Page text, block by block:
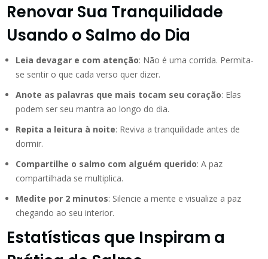
Renovar Sua Tranquilidade
Usando o Salmo do Dia
Leia devagar e com atenção: Não é uma corrida. Permita-
se sentir o que cada verso quer dizer.
Anote as palavras que mais tocam seu coração: Elas
podem ser seu mantra ao longo do dia.
Repita a leitura à noite: Reviva a tranquilidade antes de
dormir.
Compartilhe o salmo com alguém querido: A paz
compartilhada se multiplica.
Medite por 2 minutos: Silencie a mente e visualize a paz
chegando ao seu interior.
Estatísticas que Inspiram a